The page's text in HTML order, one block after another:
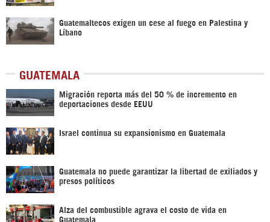
Guatemaltecos exigen un cese al fuego en Palestina y
Líbano
GUATEMALA
Migración reporta más del 50 % de incremento en
deportaciones desde EEUU
Israel continua su expansionismo en Guatemala
Guatemala no puede garantizar la libertad de exiliados y
presos políticos
Alza del combustible agrava el costo de vida en
Guatemala